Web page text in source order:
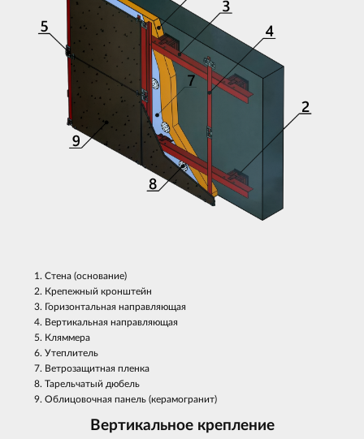
Стена (основание)
Крепежный кронштейн
Горизонтальная направляющая
Вертикальная направляющая
Кляммера
Утеплитель
Ветрозащитная пленка
Тарельчатый дюбель
Облицовочная панель (керамогранит)
Вертикальное крепление